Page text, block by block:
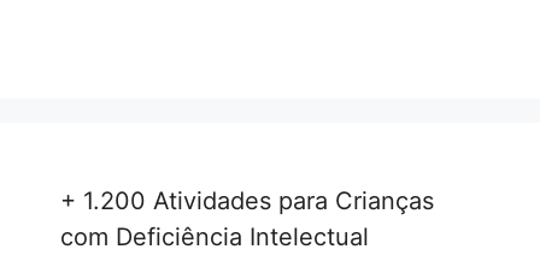
+ 1.200 Atividades para Crianças
com Deficiência Intelectual